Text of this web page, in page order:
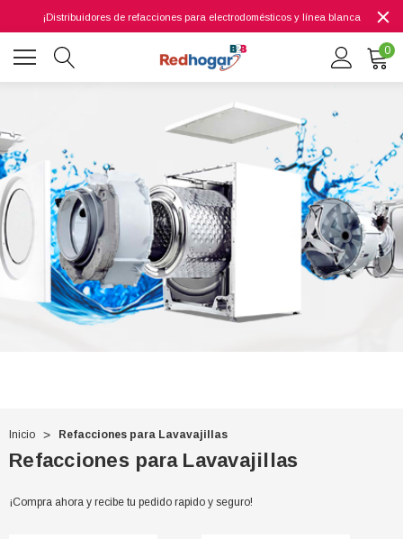
¡Distribuidores de refacciones para electrodomésticos y línea blanca
0
Inicio Refacciones para Lavavajillas
Refacciones para Lavavajillas
¡Compra ahora y recibe tu pedido rapido y seguro!